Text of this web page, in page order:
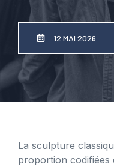
12 MAI 2026
La sculpture
proportion codifiées